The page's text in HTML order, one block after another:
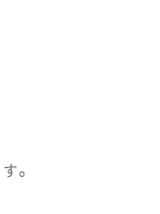
す。